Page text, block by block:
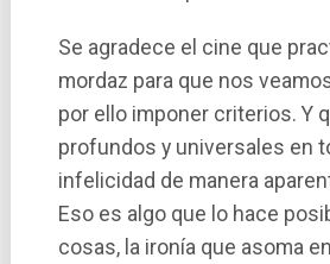
Se agradece el cine que
mordaz para que nos
por ello imponer criterios. Y
profundos y universales en
infelicidad de manera
Eso es algo que lo hace
cosas, la ironí­a que asoma